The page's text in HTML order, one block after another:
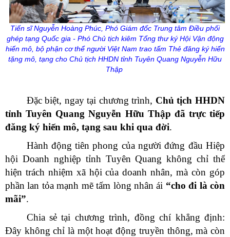
Tiến sĩ Nguyễn Hoàng Phúc, Phó Giám đốc Trung tâm Điều phối
ghép tạng Quốc gia - Phó Chủ tịch kiêm Tổng thư ký Hội Vận động
hiến mô, bộ phận cơ thể người Việt Nam trao tấm Thẻ đăng ký hiến
tặng mô, tạng cho Chủ tịch HHDN tỉnh Tuyên Quang Nguyễn Hữu
Thập
Đặc biệt, ngay tại chương trình, Chủ tịch HHDN
tỉnh Tuyên Quang Nguyễn Hữu Thập đã trực tiếp
đăng ký hiến mô, tạng sau khi qua đời.
Hành động tiên phong của người đứng đầu Hiệp
hội Doanh nghiệp tỉnh Tuyên Quang không chỉ thể
hiện trách nhiệm xã hội của doanh nhân, mà còn góp
phần lan tỏa mạnh mẽ tấm lòng nhân ái “cho đi là còn
mãi”.
Chia sẻ tại chương trình, đồng chí khẳng định:
Đây không chỉ là một hoạt động truyền thông, mà còn